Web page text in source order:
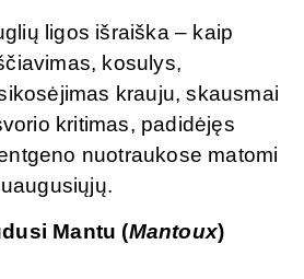
ligos išraiška – kaip
kosulys,
krauju, skausmai
kritimas, padidėjęs
nuotraukose matomi
Mantu (Mantoux)